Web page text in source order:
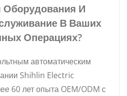
Оборудования И
В Ваших
Операциях?
автоматическим
Shihlin Electric
60 лет опыта OEM/ODM с